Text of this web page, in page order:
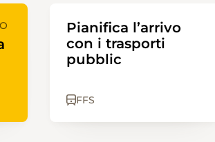
Pianifica l’arrivo
con i trasporti
pubblic
FFS